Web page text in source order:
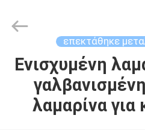
ΣΠΊΤΙ
ΠΡΟΪΌΝΤΑ
MFG
Rights
Reserved.
επεκτάθηκε
Ενισχυμένη
λαμαρίνα